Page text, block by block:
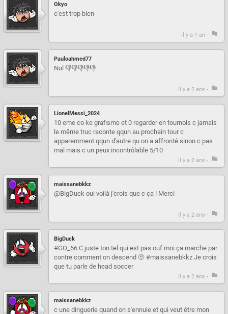
Okyo
c'est trop bien
il y a 1 an -
Pauloahmed77
Nul 👎👎👎👎👎
il y a 2 ans -
LionelMessi_2024
10 eme co ke grafisme et 0 regarder en tournois c jamais
le même truc raconte qqun au prochain tour c
apparemment qqun d'autre qu on a affronté sinon c pas
mal mais c un peux incontrôlable 5/10
il y a 2 ans -
maissanebkkz
@BigDuck oui voilà j'crois que c ça ! Merci
il y a 2 ans -
BigDuck
#GO_66 C juste ton tel qui est pas ouf moi ça marche par
contre comment on descend 🤨 #maissanebkkz Je crois
que tu parle de head soccer
il y a 2 ans -
maissanebkkz
c une dinguerie quand on s'ennuie et qui veut être mon